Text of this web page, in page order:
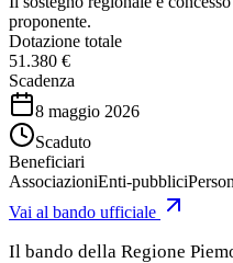
proponente.
Dotazione totale
51.380 €
Scadenza
8 maggio 2026
Scaduto
Beneficiari
AssociazioniEnti-pubblici
Vai al bando ufficiale
Il bando della Regione